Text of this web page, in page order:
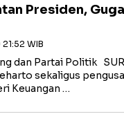
Presiden,
WIB
dan Partai Politik
sekaligus
Keuangan …